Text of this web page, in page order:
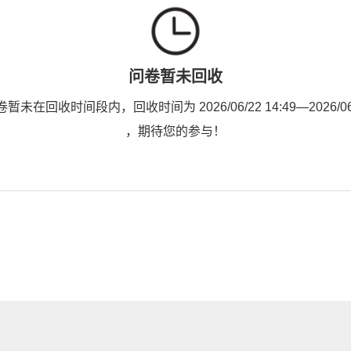
问卷暂未回收
暂未在回收时间段内，回收时间为 2026/06/22 14:49—2026/
，期待您的参与！